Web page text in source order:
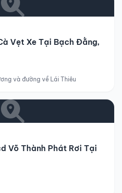
Vẹt Xe Tại Bạch Đằng,
và đường về Lái Thiêu
Võ Thành Phát Rơi Tại